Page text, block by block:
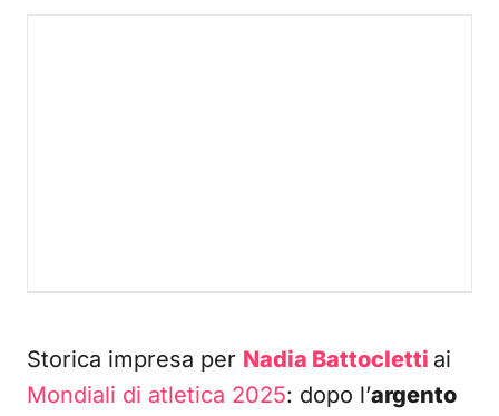
Storica impresa per Nadia Battocletti ai
Mondiali di atletica 2025: dopo l’argento